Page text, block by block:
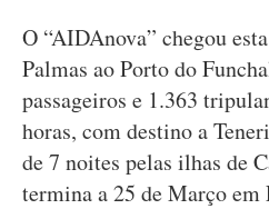
O “AIDAnova” chegou
Palmas ao Porto do
passageiros e 1.363
horas, com destino a
de 7 noites pelas ilhas de
termina a 25 de Março em